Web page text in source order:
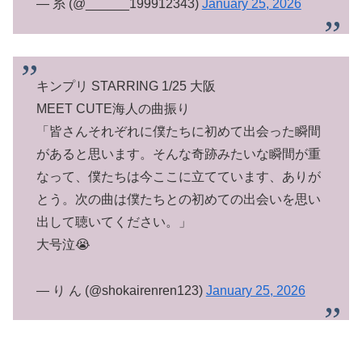
— 糸 (@______199912343) January 25, 2026
キンプリ STARRING 1/25 大阪
MEET CUTE海人の曲振り
「皆さんそれぞれに僕たちに初めて出会った瞬間
があると思います。そんな奇跡みたいな瞬間が重
なって、僕たちは今ここに立てています、ありが
とう。次の曲は僕たちとの初めての出会いを思い
出して聴いてください。」
大号泣😭
— り ん (@shokairenren123) January 25, 2026